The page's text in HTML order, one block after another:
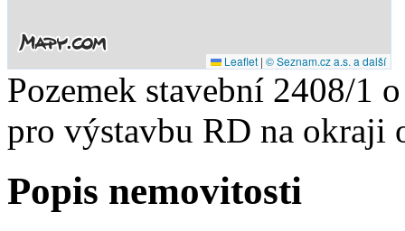
Leaflet | © Seznam.cz a.s. a další
Pozemek stavební 2408/1
pro výstavbu RD na okraji
Popis nemovitosti